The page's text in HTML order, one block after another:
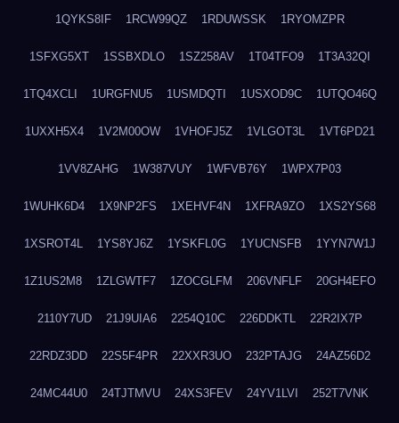
1QYKS8IF 1RCW99QZ 1RDUWSSK 1RYOMZPR
1SFXG5XT 1SSBXDLO 1SZ258AV 1T04TFO9 1T3A32QI
1TQ4XCLI 1URGFNU5 1USMDQTI 1USXOD9C 1UTQO46Q
1UXXH5X4 1V2M00OW 1VHOFJ5Z 1VLGOT3L 1VT6PD21
1VV8ZAHG 1W387VUY 1WFVB76Y 1WPX7P03
1WUHK6D4 1X9NP2FS 1XEHVF4N 1XFRA9ZO 1XS2YS68
1XSROT4L 1YS8YJ6Z 1YSKFL0G 1YUCNSFB 1YYN7W1J
1Z1US2M8 1ZLGWTF7 1ZOCGLFM 206VNFLF 20GH4EFO
2110Y7UD 21J9UIA6 2254Q10C 226DDKTL 22R2IX7P
22RDZ3DD 22S5F4PR 22XXR3UO 232PTAJG 24AZ56D2
24MC44U0 24TJTMVU 24XS3FEV 24YV1LVI 252T7VNK